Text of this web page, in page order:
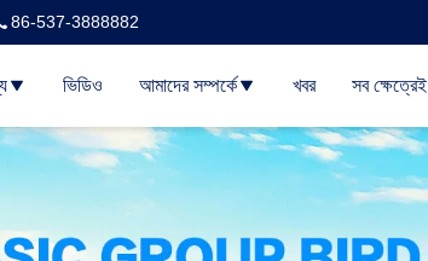
86-537-3888882
ভিডিও আমাদের সম্পর্কে খবর সব ক্ষেত্রেই